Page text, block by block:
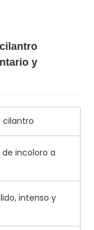
y
cilantro
incoloro a
intenso y